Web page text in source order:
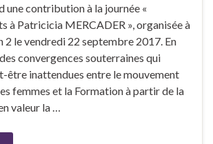
une contribution à la journée «
à Patricicia MERCADER », organisée à
2 le vendredi 22 septembre 2017. En
convergences souterraines qui
être inattendues entre le mouvement
femmes et la Formation à partir de la
valeur la …